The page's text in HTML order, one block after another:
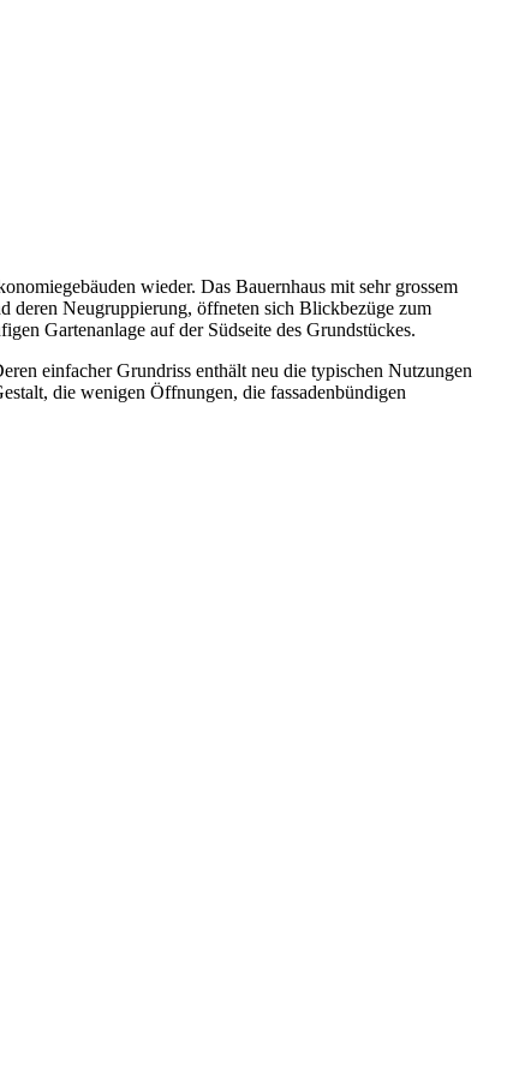
wieder. Das Bauernhaus mit sehr grossem
deren Neugruppierung, öffneten sich Blickbezüge zum
Gartenanlage auf der Südseite des Grundstückes.
einfacher Grundriss enthält neu die typischen Nutzungen
die wenigen Öffnungen, die fassadenbündigen